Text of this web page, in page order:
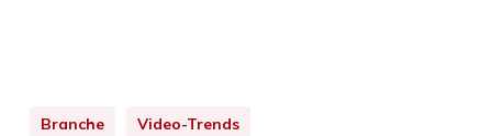
Branche Video-Trends